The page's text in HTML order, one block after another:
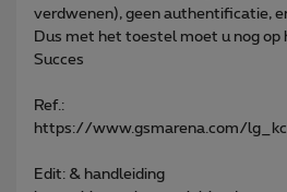
verdwenen), geen authentificatie,
Dus met het toestel moet u nog op
Succes
Ref.:
https://www.gsmarena.com/
Edit: & handleiding